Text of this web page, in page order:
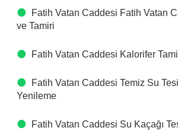
Fatih Vatan Caddesi Fatih Vatan
ve Tamiri
Fatih Vatan Caddesi Kalorifer
Fatih Vatan Caddesi Temiz Su
Yenileme
Fatih Vatan Caddesi Su Kaçağı